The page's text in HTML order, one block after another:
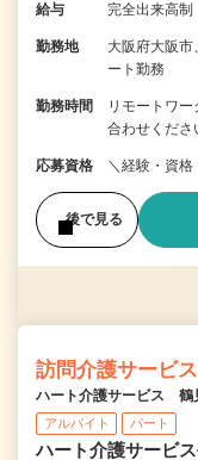
給与 完全出来高制
勤務地
大阪府大阪
ート勤務
勤務時間
リモートワ
合わせくだ
応募資格 ＼経験・資格
後で見る
訪問介護サービ
ハート介護サービス 鶴
アルバイト パート
ハート介護サービ